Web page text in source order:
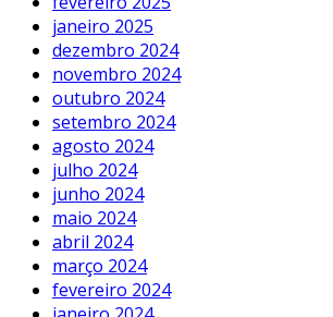
janeiro 2025
dezembro 2024
novembro 2024
outubro 2024
setembro 2024
agosto 2024
julho 2024
junho 2024
maio 2024
abril 2024
março 2024
fevereiro 2024